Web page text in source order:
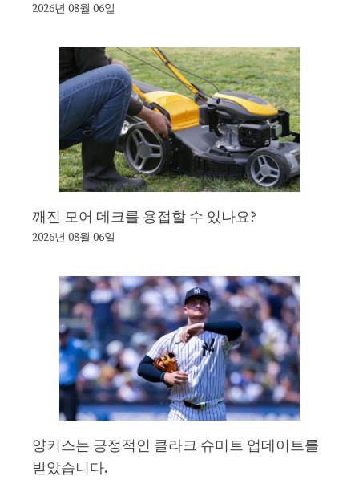
2026년 08월 06일
깨진 모어 데크를 용접할 수 있나요?
2026년 08월 06일
양키스는 긍정적인 클라크 슈미트 업데이트를
받았습니다.